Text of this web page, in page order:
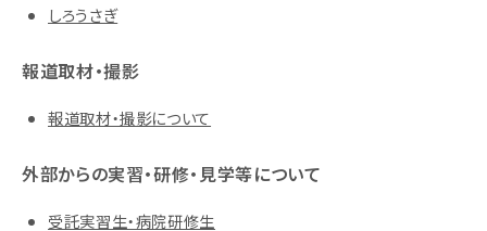
しろうさぎ
報道取材・撮影
報道取材・撮影について
外部からの実習・研修・見学等について
受託実習生・病院研修生